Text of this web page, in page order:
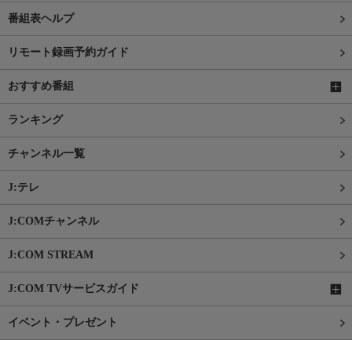
番組表ヘルプ
リモート録画予約ガイド
おすすめ番組
ランキング
チャンネル一覧
J:テレ
J:COMチャンネル
J:COM STREAM
J:COM TVサービスガイド
イベント・プレゼント